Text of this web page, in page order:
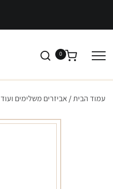
0
עמוד הבית/ אביזרים משלימים ועוד